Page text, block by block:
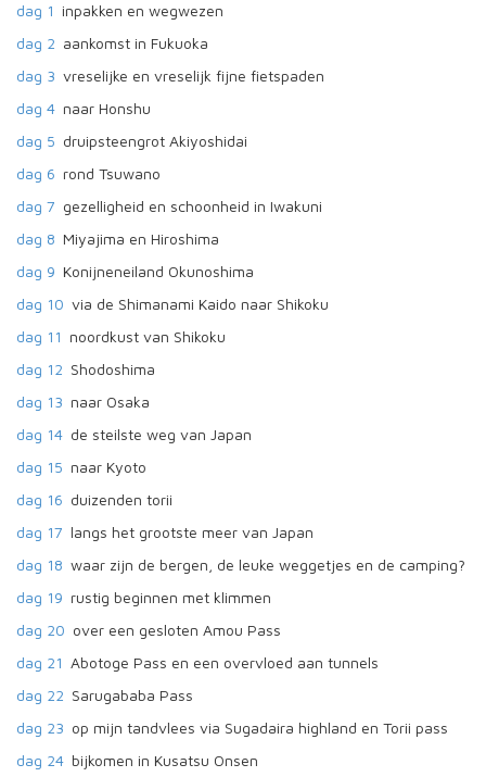
dag 1 inpakken en wegwezen
dag 2 aankomst in Fukuoka
dag 3 vreselijke en vreselijk fijne fietspaden
dag 4 naar Honshu
dag 5 druipsteengrot Akiyoshidai
dag 6 rond Tsuwano
dag 7 gezelligheid en schoonheid in Iwakuni
dag 8 Miyajima en Hiroshima
dag 9 Konijneneiland Okunoshima
dag 10 via de Shimanami Kaido naar Shikoku
dag 11 noordkust van Shikoku
dag 12 Shodoshima
dag 13 naar Osaka
dag 14 de steilste weg van Japan
dag 15 naar Kyoto
dag 16 duizenden torii
dag 17 langs het grootste meer van Japan
dag 18 waar zijn de bergen, de leuke weggetjes en de camping?
dag 19 rustig beginnen met klimmen
dag 20 over een gesloten Amou Pass
dag 21 Abotoge Pass en een overvloed aan tunnels
dag 22 Sarugababa Pass
dag 23 op mijn tandvlees via Sugadaira highland en Torii pass
dag 24 bijkomen in Kusatsu Onsen